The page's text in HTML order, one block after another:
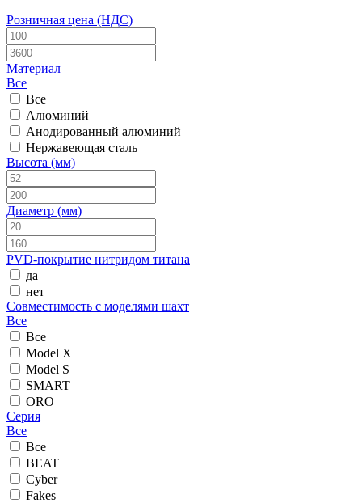
Розничная цена (НДС)
Материал
Все
Все
Алюминий
Анодированный алюминий
Нержавеющая сталь
Высота (мм)
Диаметр (мм)
PVD-покрытие нитридом титана
да
нет
Совместимость с моделями шахт
Все
Все
Model X
Model S
SMART
ORO
Серия
Все
Все
BEAT
Cyber
Fakes